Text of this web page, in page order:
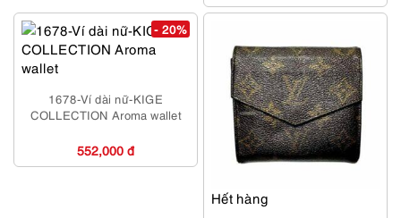
- 20%
1678-Ví dài nữ-KIGE
COLLECTION Aroma wallet
552,000 đ
Hết hàng